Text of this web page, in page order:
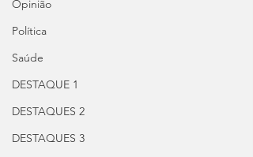
Opinião
Política
Saúde
DESTAQUE 1
DESTAQUES 2
DESTAQUES 3